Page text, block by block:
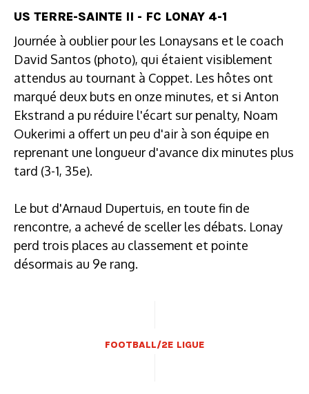
US TERRE-SAINTE II - FC LONAY 4-1
Journée à oublier pour les Lonaysans et le coach
David Santos (photo), qui étaient visiblement
attendus au tournant à Coppet. Les hôtes ont
marqué deux buts en onze minutes, et si Anton
Ekstrand a pu réduire l'écart sur penalty, Noam
Oukerimi a offert un peu d'air à son équipe en
reprenant une longueur d'avance dix minutes plus
tard (3-1, 35e).
Le but d'Arnaud Dupertuis, en toute fin de
rencontre, a achevé de sceller les débats. Lonay
perd trois places au classement et pointe
désormais au 9e rang.
FOOTBALL/2E LIGUE